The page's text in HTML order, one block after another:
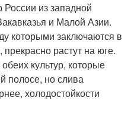
из западной
и Малой Азии.
которыми заключаются в
растут на юге.
культур, которые
полосе, но слива
холодостойкости